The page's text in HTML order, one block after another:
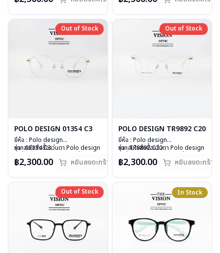
น้ำหนัก : 18 กรัม
อุปกรณ์ : กล่องแว่น , ผ้าเช็ดแว่น
การรับประกัน : 1 ปี
สั่งกรุณาติดต่อเราคลิก
น้ำหนัก : 19 กรัม
อุปกรณ์ : กล่องแว่น , ผ้าเช็ดแว่น
การรับประกัน : 1 ปี
สั่งกรุณาติดต่อเราคลิก
Out of Stock
Out of Stock
POLO DESIGN 01354 C3
ยี่ห้อ : Polo design
รุ่น : 01354 C3
เลนส์ : Demo lens
น้ำหนัก : 18 กรัม
อุปกรณ์ : กล่องแว่น , ผ้าเช็ดแว่น
การรับประกัน : 1 ปี
หากสนใจสั่งชื้อแว่นตา Polo design
กรุณาติดต่อเราคลิก
สั่งกรุณาติดต่อเราคลิก
฿2,300.00 หยิบลงตะกร้า
Out of Stock
Out of Stock
POLO DESIGN TR9892 C20
ยี่ห้อ : Polo design
รุ่น : TR9892 C20
เลนส์ : Demo lens
น้ำหนัก : 19 กรัม
อุปกรณ์ : กล่องแว่น , ผ้าเช็ดแว่น
การรับประกัน : 1 ปี
หากสนใจสั่งชื้อแว่นตา Polo design
กรุณาติดต่อเราคลิก
สั่งกรุณาติดต่อเราคลิก
฿2,300.00 หยิบลงตะกร้า
Out of Stock
Out of Stock In Stock